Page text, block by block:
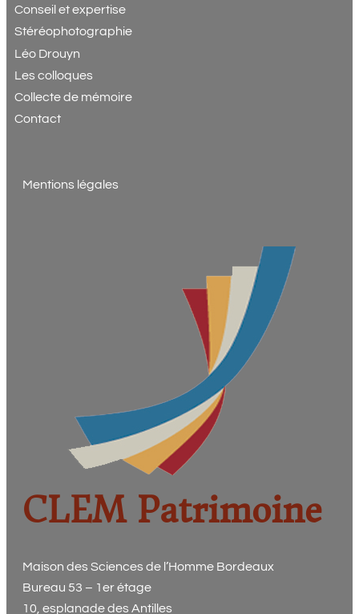
Conseil et expertise
Stéréophotographie
Léo Drouyn
Les colloques
Collecte de mémoire
Contact
Mentions légales
CLEM Patrimoine
Maison des Sciences de l’Homme Bordeaux
Bureau 53 – 1er étage
10, esplanade des Antilles